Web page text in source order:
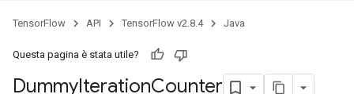
TensorFlow API TensorFlow v2.8.4 Java
Questa pagina è stata utile?
DummyIterationCounter